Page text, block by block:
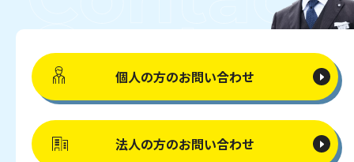
個人の方のお問い合わせ
法人の方のお問い合わせ